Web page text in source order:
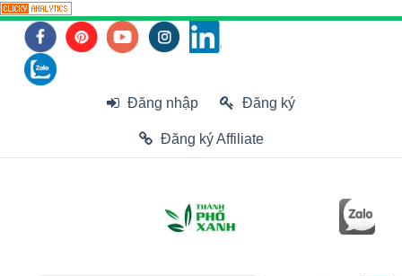
Đăng nhập Đăng ký
Đăng ký Affiliate